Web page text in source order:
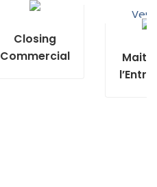
Closing
Commercial